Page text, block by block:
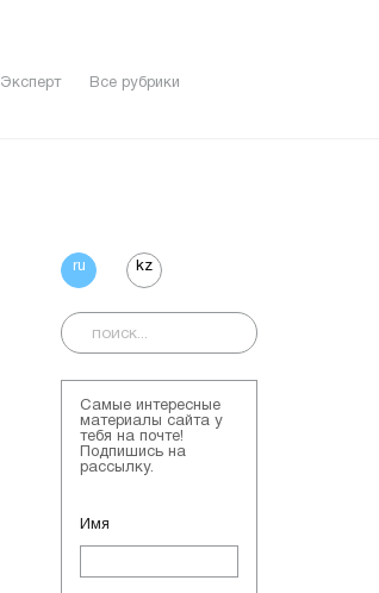
Эксперт Все рубрики
ru kz
Самые интересные
материалы сайта у
тебя на почте!
Подпишись на
рассылку.
Имя